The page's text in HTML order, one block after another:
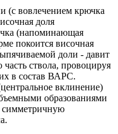
(с вовлечением крючка
доля
(напоминающая
покоится височная
доли - давит
ствола, провоцируя
в состав ВАРС.
вклинение)
образованиями
симметричную